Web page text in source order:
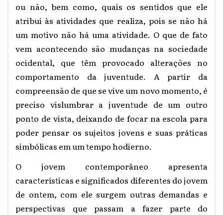
ou não, bem como, quais os sentidos que ele
atribui às atividades que realiza, pois se não há
um motivo não há uma atividade. O que de fato
vem acontecendo são mudanças na sociedade
ocidental, que têm provocado alterações no
comportamento da juventude. A partir da
compreensão de que se vive um novo momento, é
preciso vislumbrar a juventude de um outro
ponto de vista, deixando de focar na escola para
poder pensar os sujeitos jovens e suas práticas
simbólicas em um tempo hodierno.
O jovem contemporâneo apresenta
características e significados diferentes do jovem
de ontem, com ele surgem outras demandas e
perspectivas que passam a fazer parte do